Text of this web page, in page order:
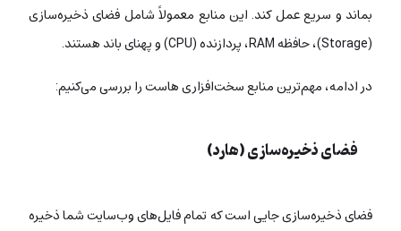
بماند و سریع عمل کند. این منابع معمولاً شامل فضای ذخیره‌سازی
(Storage)، حافظه RAM، پردازنده (CPU) و پهنای باند هستند.
در ادامه، مهم‌ترین منابع سخت‌افزاری هاست را بررسی می‌کنیم:
فضای ذخیره‌سازی (هارد)
فضای ذخیره‌سازی جایی است که تمام فایل‌های وب‌سایت شما ذخیره